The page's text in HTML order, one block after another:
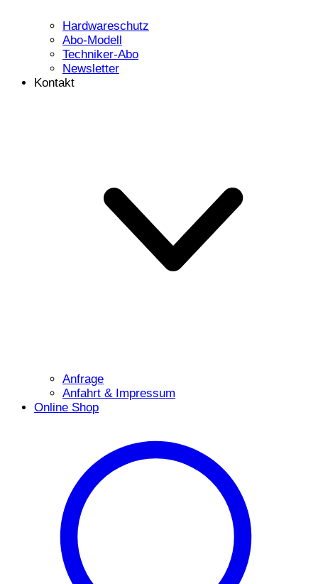
Hardwareschutz
Abo-Modell
Techniker-Abo
Newsletter
Kontakt
Anfrage
Anfahrt & Impressum
Online Shop